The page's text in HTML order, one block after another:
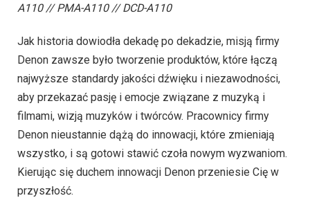
A110 // PMA-A110 // DCD-A110
Jak historia dowiodła dekadę po dekadzie, misją firmy
Denon zawsze było tworzenie produktów, które łączą
najwyższe standardy jakości dźwięku i niezawodności,
aby przekazać pasję i emocje związane z muzyką i
filmami, wizją muzyków i twórców. Pracownicy firmy
Denon nieustannie dążą do innowacji, które zmieniają
wszystko, i są gotowi stawić czoła nowym wyzwaniom.
Kierując się duchem innowacji Denon przeniesie Cię w
przyszłość.